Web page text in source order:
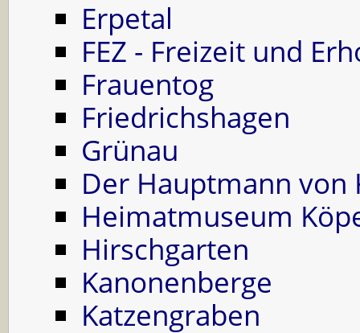
Erpetal
FEZ - Freizeit und
Frauentog
Friedrichshagen
Grünau
Der Hauptmann von
Heimatmuseum
Hirschgarten
Kanonenberge
Katzengraben